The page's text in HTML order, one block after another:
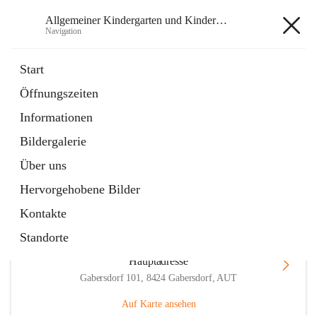
Allgemeiner Kindergarten und Kinderkrippe Gabersdorf
Navigation
Start
Öffnungszeiten
Informationen
Bildergalerie
Über uns
Hervorgehobene Bilder
Kontakte
Standorte
Heilpädagogischer Kindergarten Gabersdorf
Externe Webseite
öffnet
in
neuem
Tab
Hauptadresse
Gabersdorf 101, 8424 Gabersdorf, AUT
Auf Karte ansehen